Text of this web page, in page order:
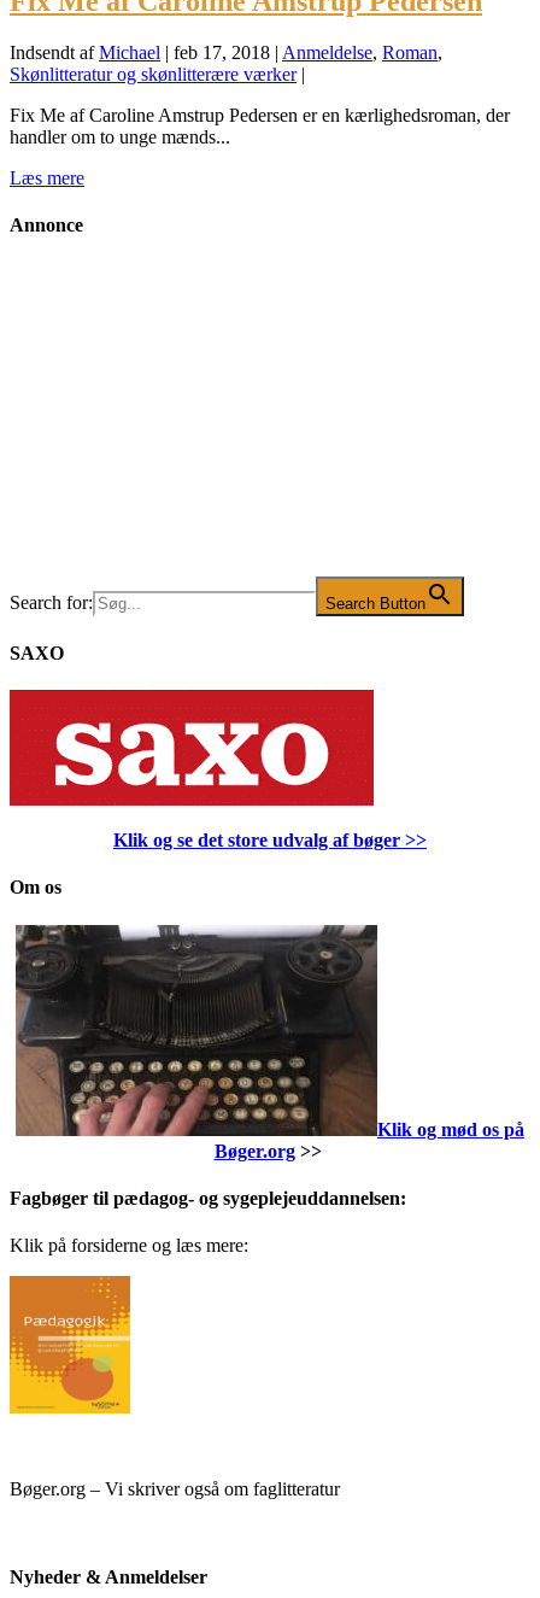
Indsendt afMichael | feb 17, 2018 | Anmeldelse, Roman,
Skønlitteratur og skønlitterære værker|
Fix Me af Caroline Amstrup Pedersen er en kærlighedsroman, der
handler om to unge mænds...
Læs mere
Annonce
Search for: Search Button
SAXO
Klik og se det store udvalg af bøger >>
Om os
Klik og mød os på
Bøger.org>>
Fagbøger til pædagog- og sygeplejeuddannelsen:
Klik på forsiderne og læs mere:
Bøger.org – Vi skriver også om faglitteratur
Nyheder & Anmeldelser